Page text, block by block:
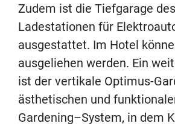
Zudem ist die Tiefgarage
Ladestationen für
ausgestattet. Im Hotel
ausgeliehen werden. Ein
ist der vertikale Optimus-
ästhetischen und
Gardening–System, in dem